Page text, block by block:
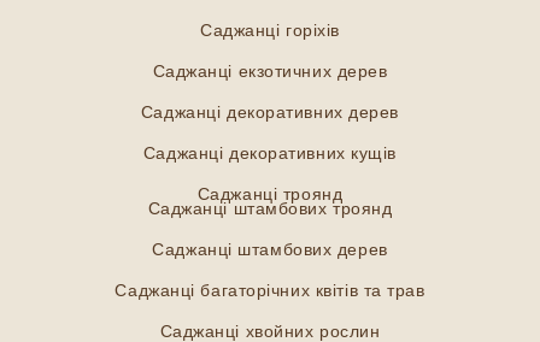
Саджанці горіхів
Саджанці екзотичних дерев
Саджанці декоративних дерев
Саджанці декоративних кущів
Саджанці троянд
Саджанці штамбових троянд
Саджанці штамбових дерев
Саджанці багаторічних квітів та трав
Саджанці хвойних рослин